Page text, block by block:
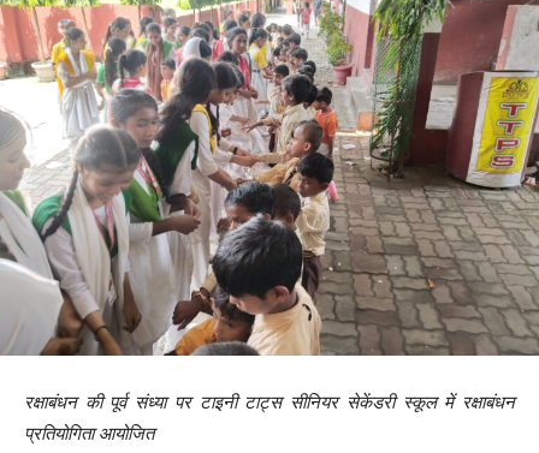
रक्षाबंधन की पूर्व संध्या पर टाइनी टाट्स सीनियर सेकेंडरी स्कूल में रक्षाबंधन
प्रतियोगिता आयोजित